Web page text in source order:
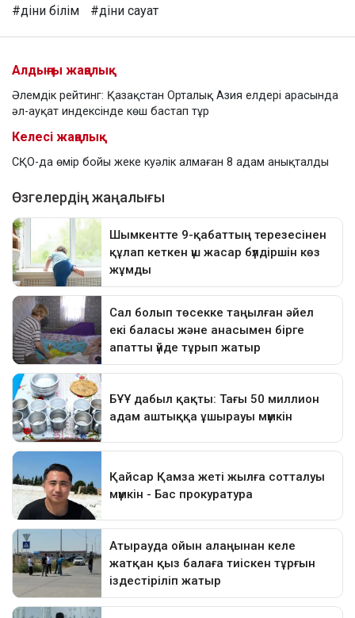
#діни білім
#діни сауат
Алдыңғы жаңалық
Әлемдік рейтинг: Қазақстан Орталық Азия елдері арасында
әл-ауқат индексінде көш бастап тұр
Келесі жаңалық
СҚО-да өмір бойы жеке куәлік алмаған 8 адам анықталды